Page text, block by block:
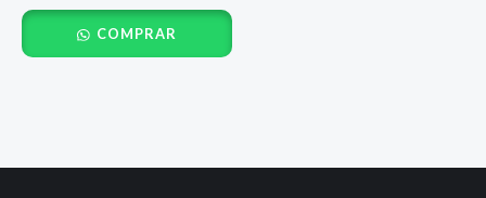
Valorado
con
de
5
COMPRAR